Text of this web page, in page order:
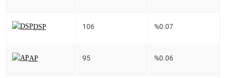
DSP 106 %0.07
AP 95 %0.06